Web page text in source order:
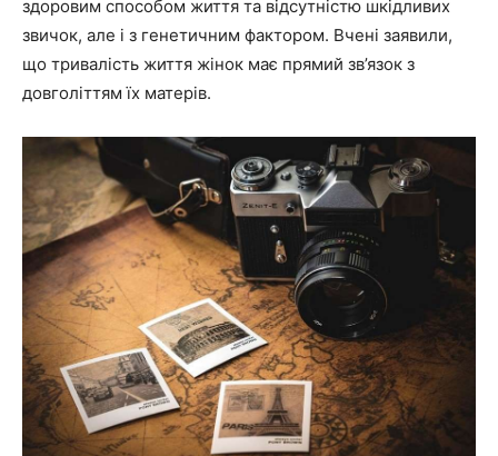
здоровим способом життя та відсутністю шкідливих
звичок, але і з генетичним фактором. Вчені заявили,
що тривалість життя жінок має прямий зв’язок з
довголіттям їх матерів.